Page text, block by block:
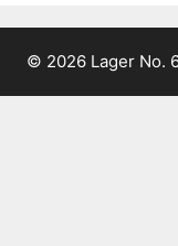
© 2026 Lager No. 6